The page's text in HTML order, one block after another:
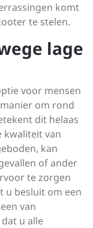
komt
te stelen.
lage
voor mensen
om rond
dit helaas
kwaliteit van
kan
of ander
te zorgen
u besluit om een
van
u alle